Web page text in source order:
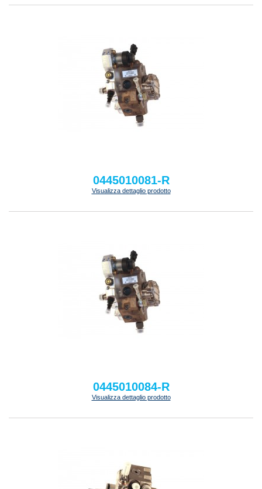
0445010081-R
Visualizza dettaglio prodotto
0445010084-R
Visualizza dettaglio prodotto